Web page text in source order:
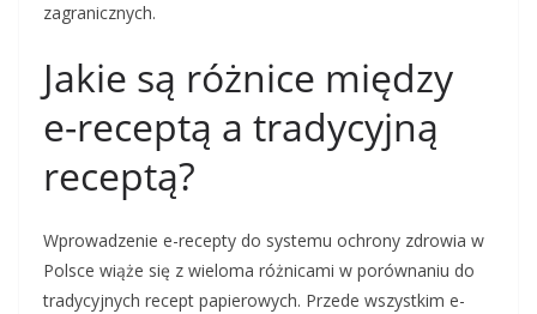
zagranicznych.
Jakie są różnice między
e-receptą a tradycyjną
receptą?
Wprowadzenie e-recepty do systemu ochrony zdrowia w
Polsce wiąże się z wieloma różnicami w porównaniu do
tradycyjnych recept papierowych. Przede wszystkim e-